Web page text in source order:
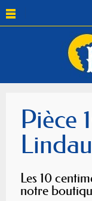
Pièce
Les 10
notre